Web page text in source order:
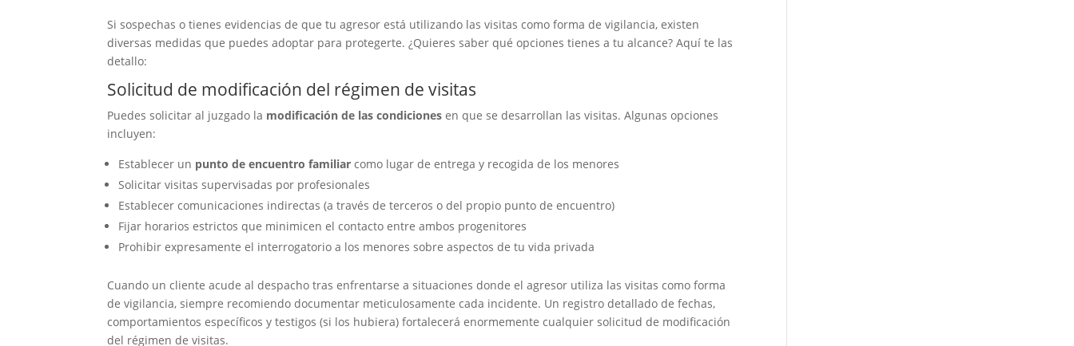
Si sospechas o tienes evidencias de que tu agresor está utilizando las visitas como forma de vigilancia, existen
diversas medidas que puedes adoptar para protegerte. ¿Quieres saber qué opciones tienes a tu alcance? Aquí te las
detallo:
Solicitud de modificación del régimen de visitas
Puedes solicitar al juzgado la modificación de las condiciones en que se desarrollan las visitas. Algunas opciones
incluyen:
Establecer un punto de encuentro familiar como lugar de entrega y recogida de los menores
Solicitar visitas supervisadas por profesionales
Establecer comunicaciones indirectas (a través de terceros o del propio punto de encuentro)
Fijar horarios estrictos que minimicen el contacto entre ambos progenitores
Prohibir expresamente el interrogatorio a los menores sobre aspectos de tu vida privada
Cuando un cliente acude al despacho tras enfrentarse a situaciones donde el agresor utiliza las visitas como forma
de vigilancia, siempre recomiendo documentar meticulosamente cada incidente. Un registro detallado de fechas,
comportamientos específicos y testigos (si los hubiera) fortalecerá enormemente cualquier solicitud de modificación
del régimen de visitas.